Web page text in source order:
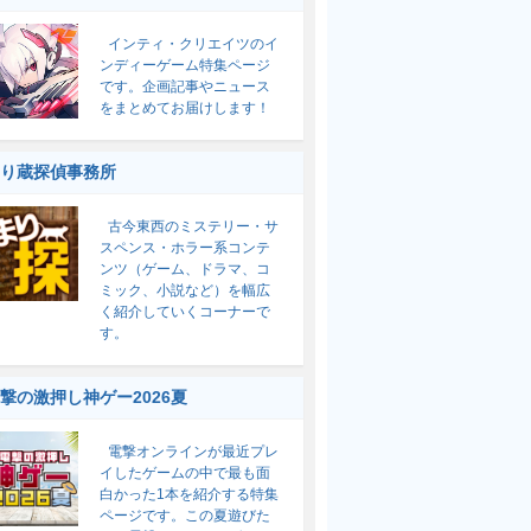
インティ・クリエイツのイ
ンディーゲーム特集ページ
です。企画記事やニュース
をまとめてお届けします！
蔵探偵事務所
古今東西のミステリー・サ
スペンス・ホラー系コンテ
ンツ（ゲーム、ドラマ、コ
ミック、小説など）を幅広
く紹介していくコーナーで
す。
の激押し神ゲー2026夏
電撃オンラインが最近プレ
イしたゲームの中で最も面
白かった1本を紹介する特集
ページです。この夏遊びた